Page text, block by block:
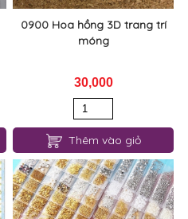
0900 Hoa hồng 3D trang trí
móng
30,000
Thêm vào giỏ